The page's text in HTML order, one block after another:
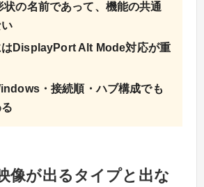
状の名前であって、機能の共通
はDisplayPort Alt Mode対応が重
・接続順・ハブ構成でも
像が出るタイプと出な